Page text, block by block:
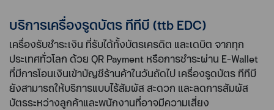
บริการเครื่องรูดบัตร ทีทีบี (ttb EDC)
เครื่องรับชำระเงิน ที่รับได้ทั้งบัตรเครดิต และเดบิต จากทุก
ประเทศทั่วโลก ด้วย QR Payment หรือการชำระผ่าน E-Wallet
ที่มีการโอนเงินเข้าบัญชีร้านค้าในวันถัดไป เครื่องรูดบัตร ทีทีบี
ยังสามารถให้บริการแบบไร้สัมผัส สะดวก และลดการสัมผัส
บัตรระหว่างลูกค้าและพนักงานที่อาจมีความเสี่ยง